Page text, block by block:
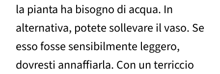
la pianta ha bisogno di acqua. In
alternativa, potete sollevare il vaso. Se
esso fosse sensibilmente leggero,
dovresti annaffiarla. Con un terriccio